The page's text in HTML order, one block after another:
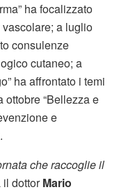
ha focalizzato
a luglio
consulenze
cutaneo; a
ha affrontato i temi
ottobre “Bellezza e
e
che raccoglie il
il dottorMario